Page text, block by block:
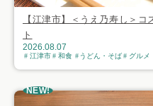
【江津市】＜うえ乃寿し＞
ト
2026.08.07
江津市 和食 うどん・そば グルメ
NEW!